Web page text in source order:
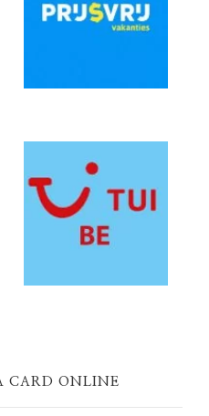
CARD ONLINE